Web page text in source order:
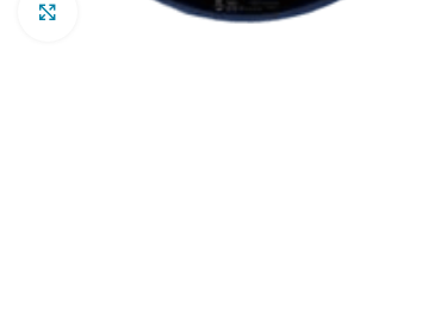
Clic para ampliar